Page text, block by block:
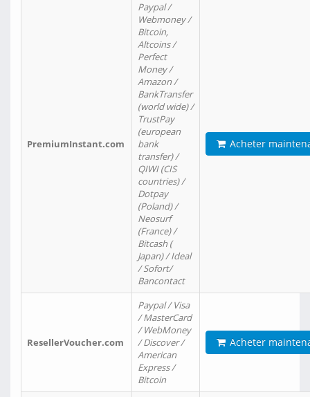
PremiumInstant.com
Paypal /
Webmoney /
Bitcoin,
Altcoins /
Perfect
Money /
Amazon /
BankTransfer
(world wide) /
TrustPay
(european
bank
transfer) /
QIWI (CIS
countries) /
Dotpay
(Poland) /
Neosurf
(France) /
Bitcash (
Japan) / Ideal
/ Sofort/
Bancontact
Acheter
ResellerVoucher.com
Paypal / Visa
/ MasterCard
/ WebMoney
/ Discover /
American
Express /
Bitcoin
Acheter